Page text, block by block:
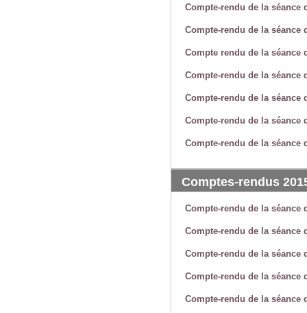
Compte-rendu de la séance
Compte-rendu de la séance
Compte rendu de la séance
Compte-rendu de la séance
Compte-rendu de la séance
Compte-rendu de la séance
Compte-rendu de la séance
Comptes-rendus
Compte-rendu de la séance
Compte-rendu de la séance
Compte-rendu de la séance
Compte-rendu de la séance
Compte-rendu de la séance